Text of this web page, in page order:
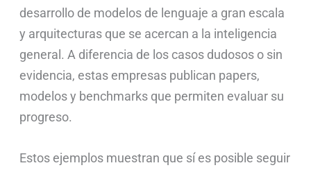
desarrollo de modelos de lenguaje a gran escala
y arquitecturas que se acercan a la inteligencia
general. A diferencia de los casos dudosos o sin
evidencia, estas empresas publican papers,
modelos y benchmarks que permiten evaluar su
progreso.
Estos ejemplos muestran que sí es posible seguir